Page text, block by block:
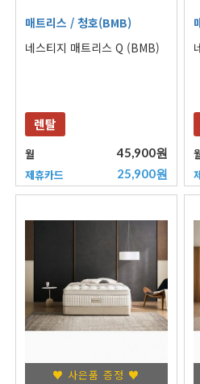
매트리스 / 청호(BMB)
네스티지 매트리스 Q (BMB)
렌탈
월 45,900원
제휴카드 25,900원
♥ 사은품 증정 ♥